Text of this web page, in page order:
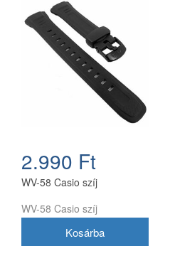
2.990 Ft
WV-58 Casio szíj
WV-58 Casio szíj